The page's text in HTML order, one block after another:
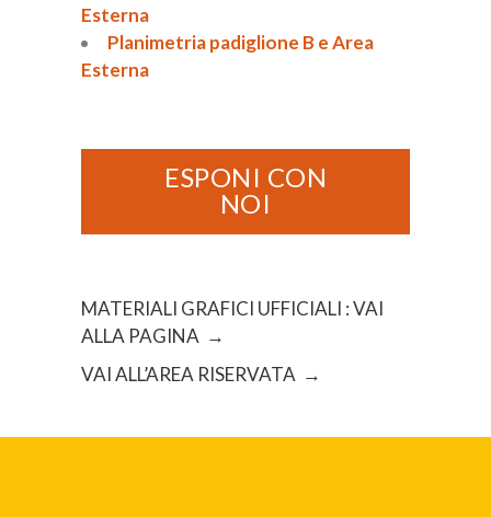
Esterna
Planimetria padiglione B e Area
Esterna
ESPONI CON
NOI
MATERIALI GRAFICI UFFICIALI : VAI
ALLA PAGINA →
VAI ALL’AREA RISERVATA →